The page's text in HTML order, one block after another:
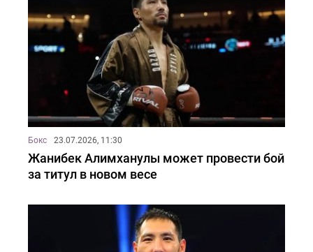
Бокс 23.07.2026, 11:30
Жанибек Алимханулы может провести бой
за титул в новом весе